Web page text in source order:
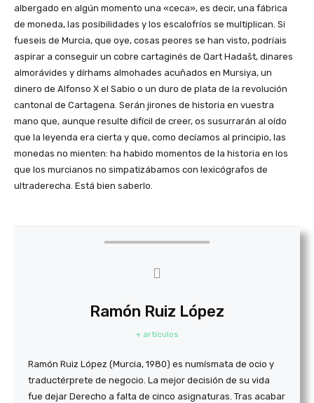
albergado en algún momento una «ceca», es decir, una fábrica
de moneda, las posibilidades y los escalofríos se multiplican. Si
fueseis de Murcia, que oye, cosas peores se han visto, podríais
aspirar a conseguir un cobre cartaginés de Qart Hadašt, dinares
almorávides y dírhams almohades acuñados en Mursiya, un
dinero de Alfonso X el Sabio o un duro de plata de la revolución
cantonal de Cartagena. Serán jirones de historia en vuestra
mano que, aunque resulte difícil de creer, os susurrarán al oído
que la leyenda era cierta y que, como decíamos al principio, las
monedas no mienten: ha habido momentos de la historia en los
que los murcianos no simpatizábamos con lexicógrafos de
ultraderecha. Está bien saberlo.
Ramón Ruiz López
+ artículos
Ramón Ruiz López (Murcia, 1980) es numísmata de ocio y
traductérprete de negocio. La mejor decisión de su vida
fue dejar Derecho a falta de cinco asignaturas. Tras acabar